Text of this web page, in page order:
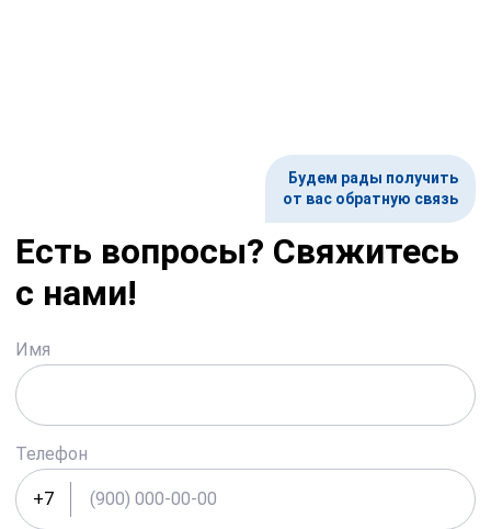
Будем рады получить
от вас обратную связь
Есть вопросы? Свяжитесь
с нами!
Имя
Телефон
+7